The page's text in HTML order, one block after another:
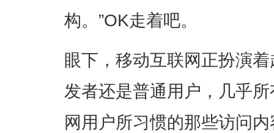
构。”OK走着吧。
眼下，移动互联网正扮演
发者还是普通用户，几乎
网用户所习惯的那些访问